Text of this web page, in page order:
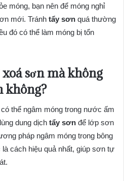
móng, bạn nên để móng nghỉ
mới. Tránh tẩy sơn quá thường
đó có thể làm móng bị tổn
xoá sơnmà không
không?
thể ngâm móng trong nước ấm
dung dịch tẩy sơn để lớp sơn
pháp ngâm móng trong bông
cách hiệu quả nhất, giúp sơn tự